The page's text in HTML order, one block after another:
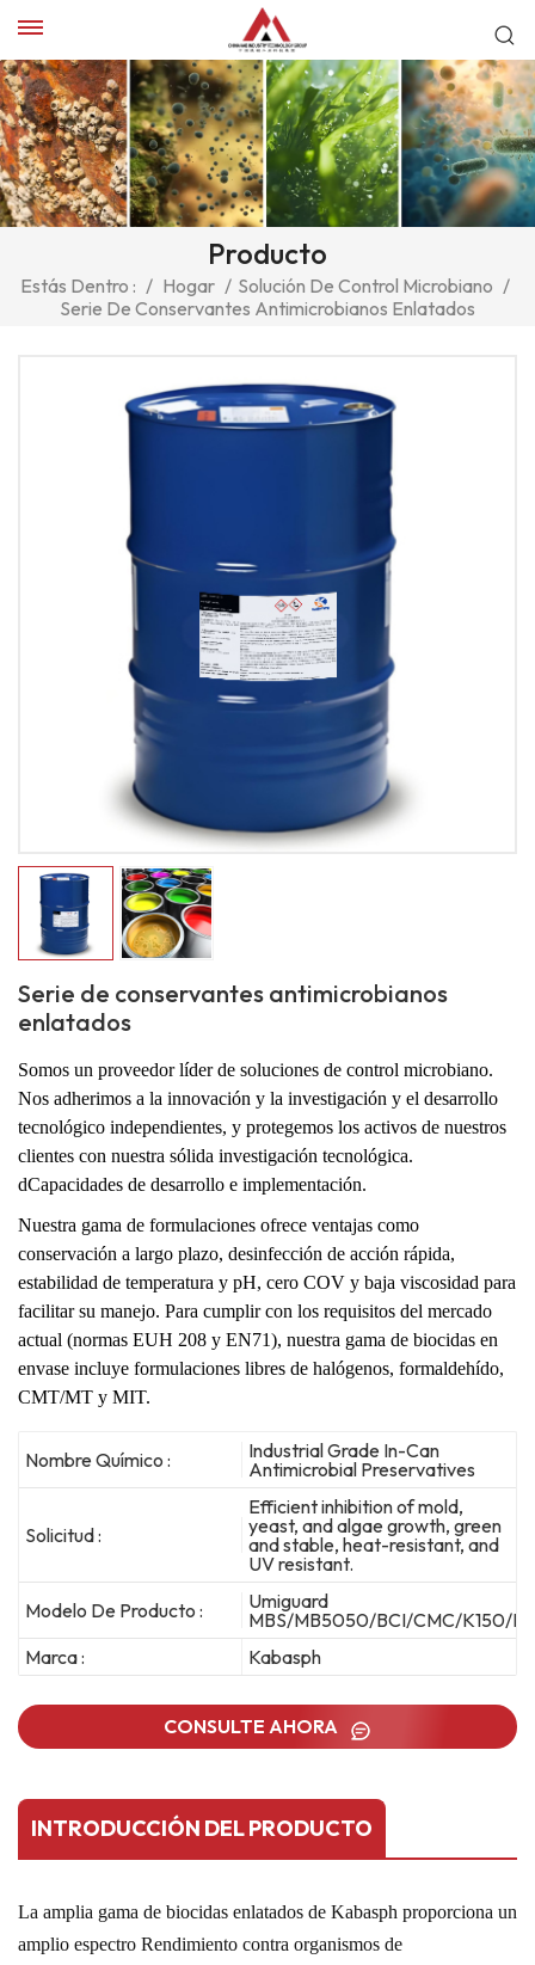
Producto
Estás Dentro : / Hogar / Solución De Control Microbiano /
Serie De Conservantes Antimicrobianos Enlatados
Serie de conservantes antimicrobianos
enlatados
Somos un proveedor líder de soluciones de control microbiano.
Nos adherimos a la innovación y la investigación y el desarrollo
tecnológico independientes, y protegemos los activos de nuestros
clientes con nuestra sólida investigación tecnológica.
dCapacidades de desarrollo e implementación.
Nuestra gama de formulaciones ofrece ventajas como
conservación a largo plazo, desinfección de acción rápida,
estabilidad de temperatura y pH, cero COV y baja viscosidad para
facilitar su manejo. Para cumplir con los requisitos del mercado
actual (normas EUH 208 y EN71), nuestra gama de biocidas en
envase incluye formulaciones libres de halógenos, formaldehído,
CMT/MT y MIT.
Nombre Químico :
Industrial Grade In-Can
Antimicrobial Preservatives
Solicitud :
Efficient inhibition of mold,
yeast, and algae growth, green
and stable, heat-resistant, and
UV resistant.
Modelo De Producto :
Umiguard
MBS/MB5050/BCI/CMC/K150/
Marca :
Kabasph
CONSULTE AHORA
INTRODUCCIÓN DEL PRODUCTO
La amplia gama de biocidas enlatados de Kabasph proporciona un
amplio espectro Rendimiento contra organismos de